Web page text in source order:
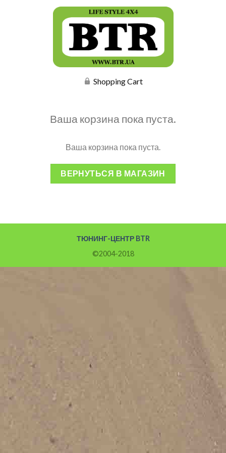
Shopping Cart
Ваша корзина пока пуста.
Ваша корзина пока пуста.
ВЕРНУТЬСЯ В МАГАЗИН
ТЮНИНГ-ЦЕНТР BTR
©2004-2018